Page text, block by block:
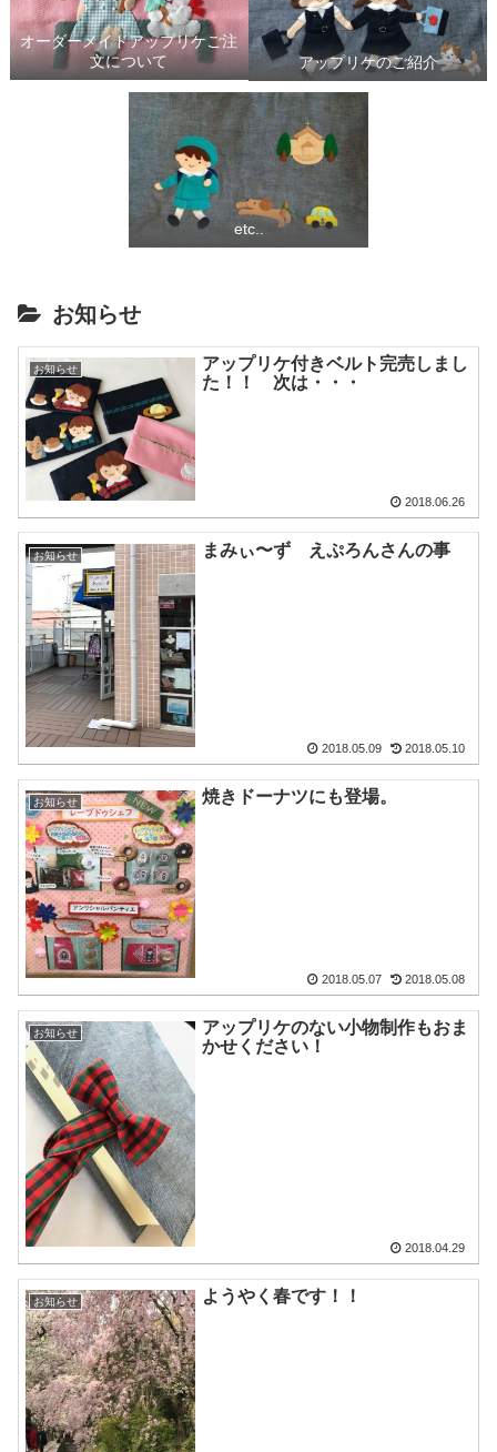
オーダーメイドアップリケご注
文について
アップリケのご紹介
etc..
お知らせ
お知らせ
アップリケ付きベルト完売しまし
た！！ 次は・・・
2018.06.26
お知らせ まみぃ〜ず えぷろんさんの事
2018.05.09 2018.05.10
お知らせ 焼きドーナツにも登場。
2018.05.07 2018.05.08
お知らせ
アップリケのない小物制作もおま
かせください！
2018.04.29
お知らせ ようやく春です！！